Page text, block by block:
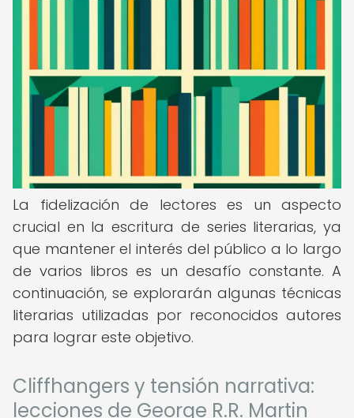
La fidelización de lectores es un aspecto
crucial en la escritura de series literarias, ya
que mantener el interés del público a lo largo
de varios libros es un desafío constante. A
continuación, se explorarán algunas técnicas
literarias utilizadas por reconocidos autores
para lograr este objetivo.
Cliffhangers y tensión narrativa:
lecciones de George R.R. Martin